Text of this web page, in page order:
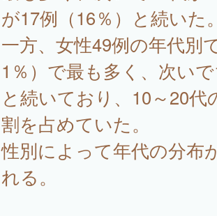
が17例（16％）と続いた。
一方、女性49例の年代別
1％）で最も多く、次いで
と続いており、10～20代
割を占めていた。
性別によって年代の分布
れる。